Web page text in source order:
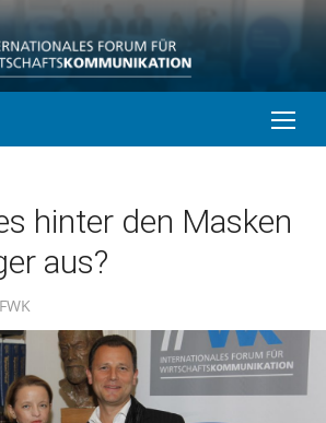
hinter den Masken
aus?